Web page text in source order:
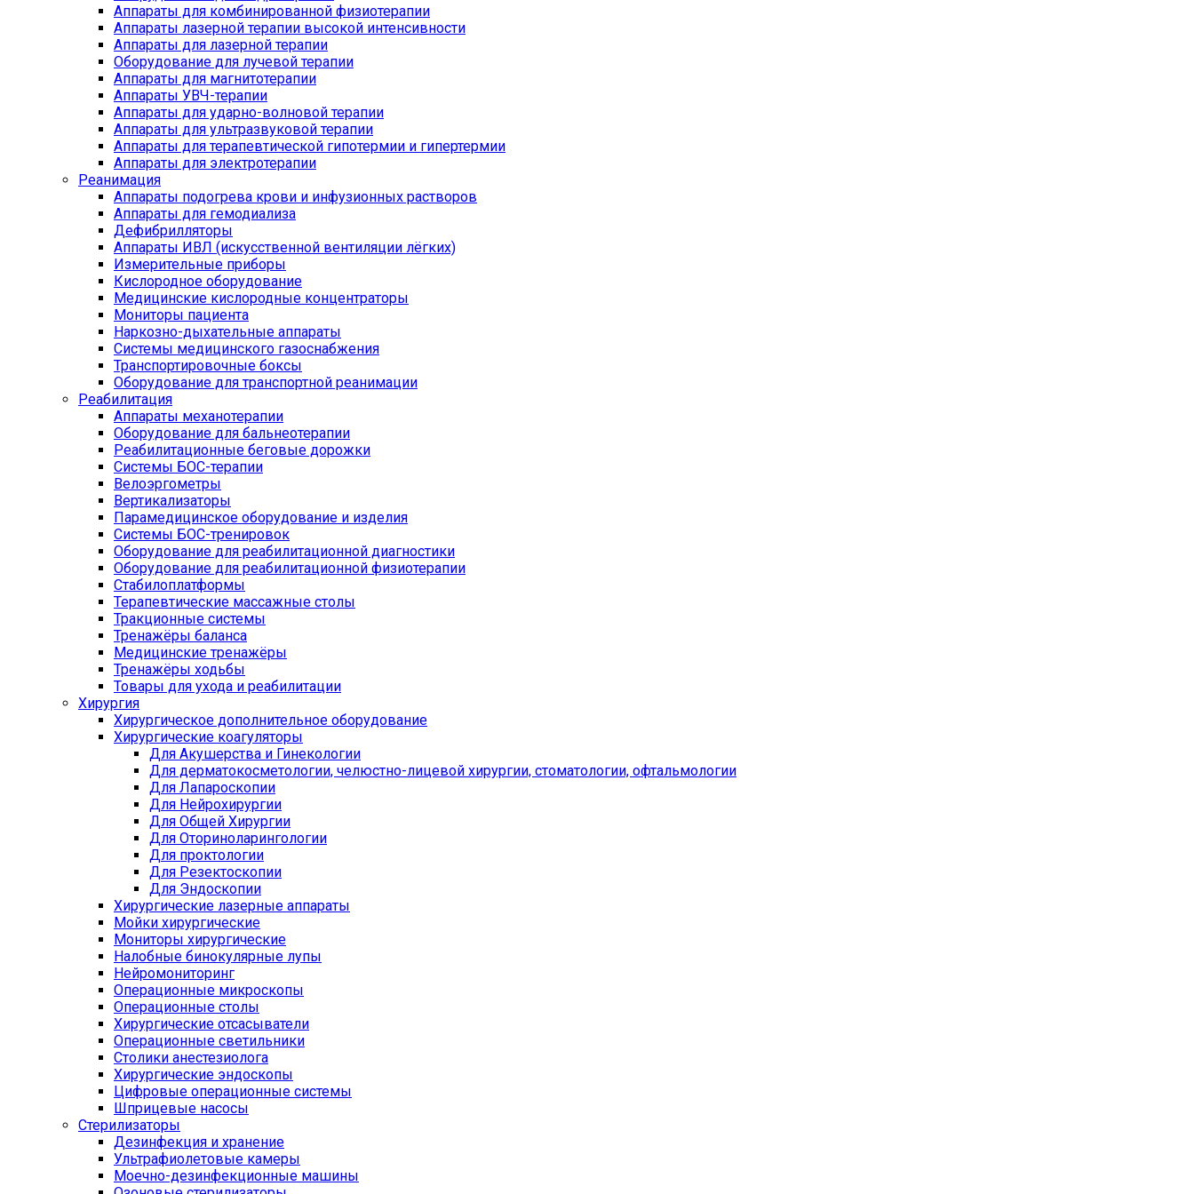
Аппараты для комбинированной физиотерапии
Аппараты лазерной терапии высокой интенсивности
Аппараты для лазерной терапии
Оборудование для лучевой терапии
Аппараты для магнитотерапии
Аппараты УВЧ-терапии
Аппараты для ударно-волновой терапии
Аппараты для ультразвуковой терапии
Аппараты для терапевтической гипотермии и гипертермии
Аппараты для электротерапии
Реанимация
Аппараты подогрева крови и инфузионных растворов
Аппараты для гемодиализа
Дефибрилляторы
Аппараты ИВЛ (искусственной вентиляции лёгких)
Измерительные приборы
Кислородное оборудование
Медицинские кислородные концентраторы
Мониторы пациента
Наркозно-дыхательные аппараты
Системы медицинского газоснабжения
Транспортировочные боксы
Оборудование для транспортной реанимации
Реабилитация
Аппараты механотерапии
Оборудование для бальнеотерапии
Реабилитационные беговые дорожки
Системы БОС-терапии
Велоэргометры
Вертикализаторы
Парамедицинское оборудование и изделия
Системы БОС-тренировок
Оборудование для реабилитационной диагностики
Оборудование для реабилитационной физиотерапии
Стабилоплатформы
Терапевтические массажные столы
Тракционные системы
Тренажёры баланса
Медицинские тренажёры
Тренажёры ходьбы
Товары для ухода и реабилитации
Хирургия
Хирургическое дополнительное оборудование
Хирургические коагуляторы
Для Акушерства и Гинекологии
Для дерматокосметологии, челюстно-лицевой хирургии, стоматологии, офтальмологии
Для Лапароскопии
Для Нейрохирургии
Для Общей Хирургии
Для Оториноларингологии
Для проктологии
Для Резектоскопии
Для Эндоскопии
Хирургические лазерные аппараты
Мойки хирургические
Мониторы хирургические
Налобные бинокулярные лупы
Нейромониторинг
Операционные микроскопы
Операционные столы
Хирургические отсасыватели
Операционные светильники
Столики анестезиолога
Хирургические эндоскопы
Цифровые операционные системы
Шприцевые насосы
Стерилизаторы
Дезинфекция и хранение
Ультрафиолетовые камеры
Моечно-дезинфекционные машины